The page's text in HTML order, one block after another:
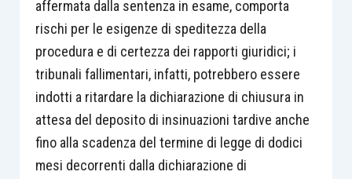
affermata dalla sentenza in esame, comporta
rischi per le esigenze di speditezza della
procedura e di certezza dei rapporti giuridici; i
tribunali fallimentari, infatti, potrebbero essere
indotti a ritardare la dichiarazione di chiusura in
attesa del deposito di insinuazioni tardive anche
fino alla scadenza del termine di legge di dodici
mesi decorrenti dalla dichiarazione di